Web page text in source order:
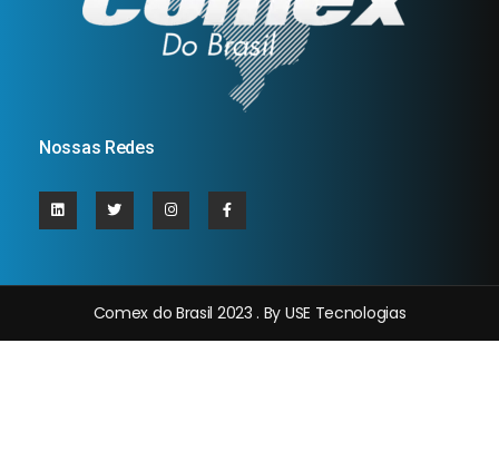
Nossas Redes
Comex do Brasil 2023 . By USE Tecnologias